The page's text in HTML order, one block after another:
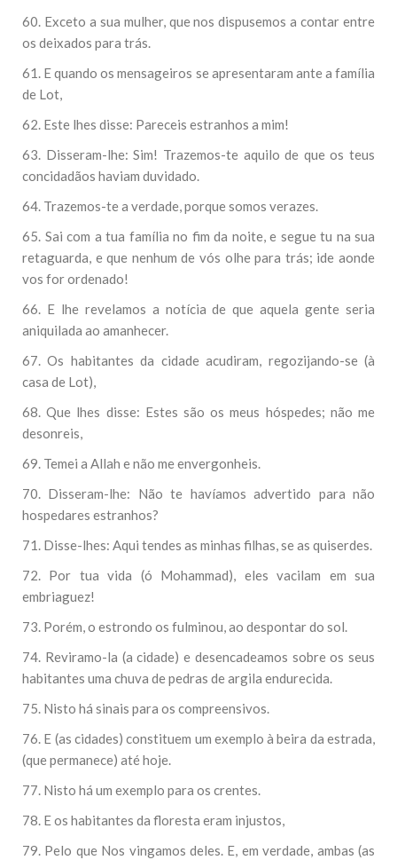
60. Exceto a sua mulher, que nos dispusemos a contar entre
os deixados para trás.
61. E quando os mensageiros se apresentaram ante a família
de Lot,
62. Este lhes disse: Pareceis estranhos a mim!
63. Disseram-lhe: Sim! Trazemos-te aquilo de que os teus
concidadãos haviam duvidado.
64. Trazemos-te a verdade, porque somos verazes.
65. Sai com a tua família no fim da noite, e segue tu na sua
retaguarda, e que nenhum de vós olhe para trás; ide aonde
vos for ordenado!
66. E lhe revelamos a notícia de que aquela gente seria
aniquilada ao amanhecer.
67. Os habitantes da cidade acudiram, regozijando-se (à
casa de Lot),
68. Que lhes disse: Estes são os meus hóspedes; não me
desonreis,
69. Temei a Allah e não me envergonheis.
70. Disseram-lhe: Não te havíamos advertido para não
hospedares estranhos?
71. Disse-lhes: Aqui tendes as minhas filhas, se as quiserdes.
72. Por tua vida (ó Mohammad), eles vacilam em sua
embriaguez!
73. Porém, o estrondo os fulminou, ao despontar do sol.
74. Reviramo-la (a cidade) e desencadeamos sobre os seus
habitantes uma chuva de pedras de argila endurecida.
75. Nisto há sinais para os compreensivos.
76. E (as cidades) constituem um exemplo à beira da estrada,
(que permanece) até hoje.
77. Nisto há um exemplo para os crentes.
78. E os habitantes da floresta eram injustos,
79. Pelo que Nos vingamos deles. E, em verdade, ambas (as